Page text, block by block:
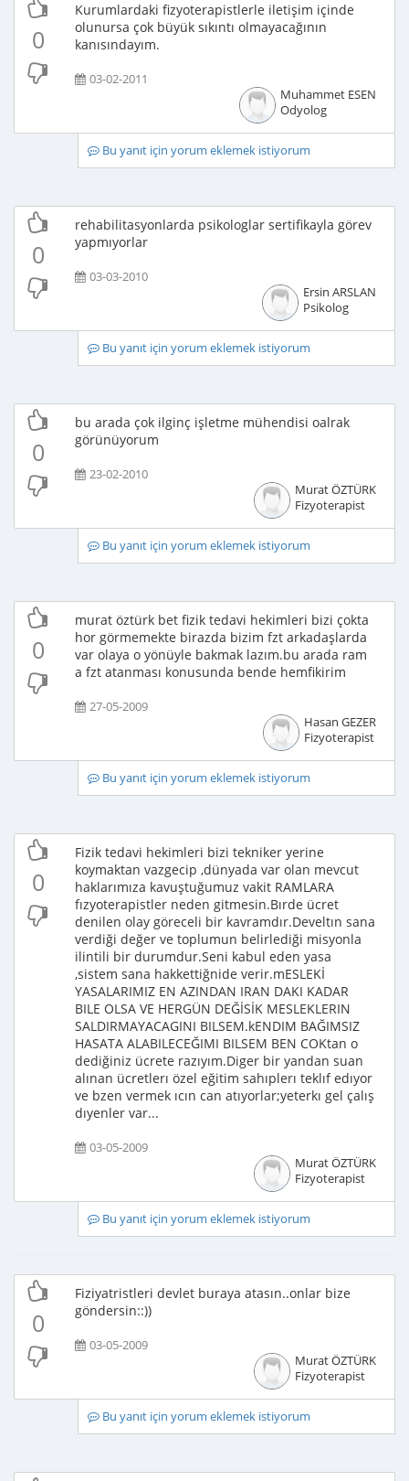
0
Kurumlardaki fizyoterapistlerle iletişim içinde
olunursa çok büyük sıkıntı olmayacağının
kanısındayım.
03-02-2011
Muhammet ESEN
Odyolog
Bu yanıt için yorum eklemek istiyorum
0
rehabilitasyonlarda psikologlar sertifikayla görev
yapmıyorlar
03-03-2010
Ersin ARSLAN
Psikolog
Bu yanıt için yorum eklemek istiyorum
0
bu arada çok ilginç işletme mühendisi oalrak
görünüyorum
23-02-2010
Murat ÖZTÜRK
Fizyoterapist
Bu yanıt için yorum eklemek istiyorum
0
murat öztürk bet fizik tedavi hekimleri bizi çokta
hor görmemekte birazda bizim fzt arkadaşlarda
var olaya o yönüyle bakmak lazım.bu arada ram
a fzt atanması konusunda bende hemfikirim
27-05-2009
Hasan GEZER
Fizyoterapist
Bu yanıt için yorum eklemek istiyorum
0
Fizik tedavi hekimleri bizi tekniker yerine
koymaktan vazgecip ,dünyada var olan mevcut
haklarımıza kavuştuğumuz vakit RAMLARA
fızyoterapistler neden gitmesin.Bırde ücret
denilen olay göreceli bir kavramdır.Develtın sana
verdiği değer ve toplumun belirlediği misyonla
ilintili bir durumdur.Seni kabul eden yasa
,sistem sana hakkettiğnide verir.mESLEKİ
YASALARIMIZ EN AZINDAN IRAN DAKI KADAR
BILE OLSA VE HERGÜN DEĞİSİK MESLEKLERIN
SALDIRMAYACAGINI BILSEM.kENDIM BAĞIMSIZ
HASATA ALABILECEĞIMI BILSEM BEN COKtan o
dediğiniz ücrete razıyım.Diger bir yandan suan
alınan ücretlerı özel eğitim sahıplerı teklıf edıyor
ve bzen vermek ıcın can atıyorlar;yeterkı gel çalış
dıyenler var...
03-05-2009
Murat ÖZTÜRK
Fizyoterapist
Bu yanıt için yorum eklemek istiyorum
0
Fiziyatristleri devlet buraya atasın..onlar bize
göndersin::))
03-05-2009
Murat ÖZTÜRK
Fizyoterapist
Bu yanıt için yorum eklemek istiyorum